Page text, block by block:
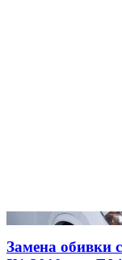
Замена обивки